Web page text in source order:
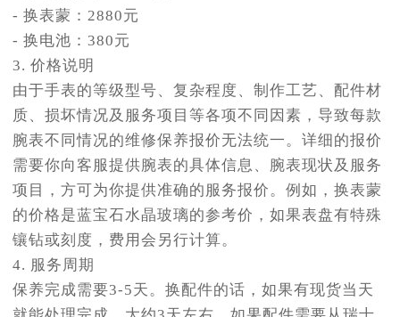
- 换表蒙：2880元
- 换电池：380元
3. 价格说明
由于手表的等级型号、复杂程度、制作工艺、配件材
质、损坏情况及服务项目等各项不同因素，导致每款
腕表不同情况的维修保养报价无法统一。详细的报价
需要你向客服提供腕表的具体信息、腕表现状及服务
项目，方可为你提供准确的服务报价。例如，换表蒙
的价格是蓝宝石水晶玻璃的参考价，如果表盘有特殊
镶钻或刻度，费用会另行计算。
4. 服务周期
保养完成需要3-5天。换配件的话，如果有现货当天